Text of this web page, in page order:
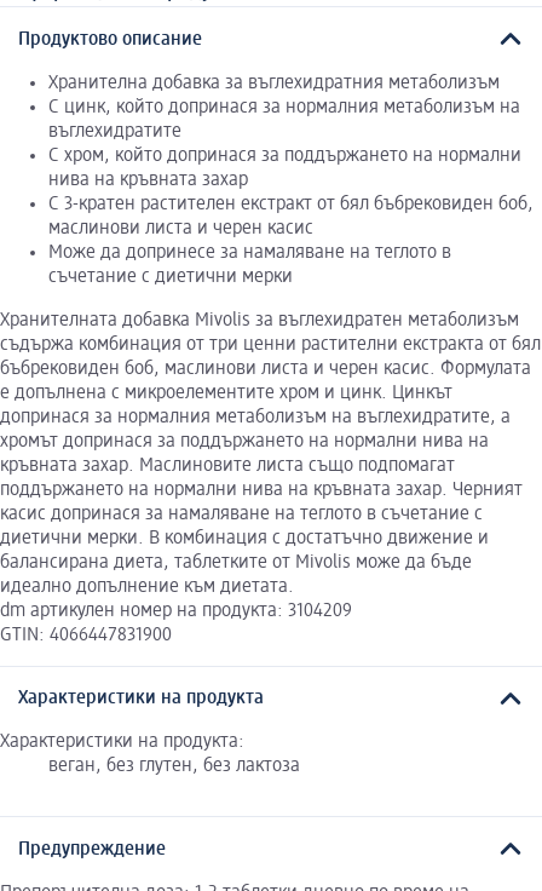
Продуктово описание
Хранителна добавка за въглехидратния метаболизъм
С цинк, който допринася за нормалния метаболизъм на
въглехидратите
С хром, който допринася за поддържането на нормални
нива на кръвната захар
С 3-кратен растителен екстракт от бял бъбрековиден боб,
маслинови листа и черен касис
Може да допринесе за намаляване на теглото в
съчетание с диетични мерки
Хранителната добавка Mivolis за въглехидратен метаболизъм
съдържа комбинация от три ценни растителни екстракта от бял
бъбрековиден боб, маслинови листа и черен касис. Формулата
е допълнена с микроелементите хром и цинк. Цинкът
допринася за нормалния метаболизъм на въглехидратите, а
хромът допринася за поддържането на нормални нива на
кръвната захар. Маслиновите листа също подпомагат
поддържането на нормални нива на кръвната захар. Черният
касис допринася за намаляване на теглото в съчетание с
диетични мерки. В комбинация с достатъчно движение и
балансирана диета, таблетките от Mivolis може да бъде
идеално допълнение към диетата.
dm артикулен номер на продукта: 3104209
GTIN: 4066447831900
Характеристики на продукта
Характеристики на продукта:
веган, без глутен, без лактоза
Предупреждение